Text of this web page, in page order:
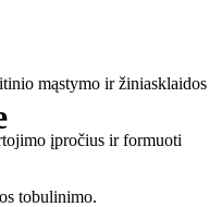
mąstymo ir žiniasklaidos
įpročius ir formuoti
tobulinimo.